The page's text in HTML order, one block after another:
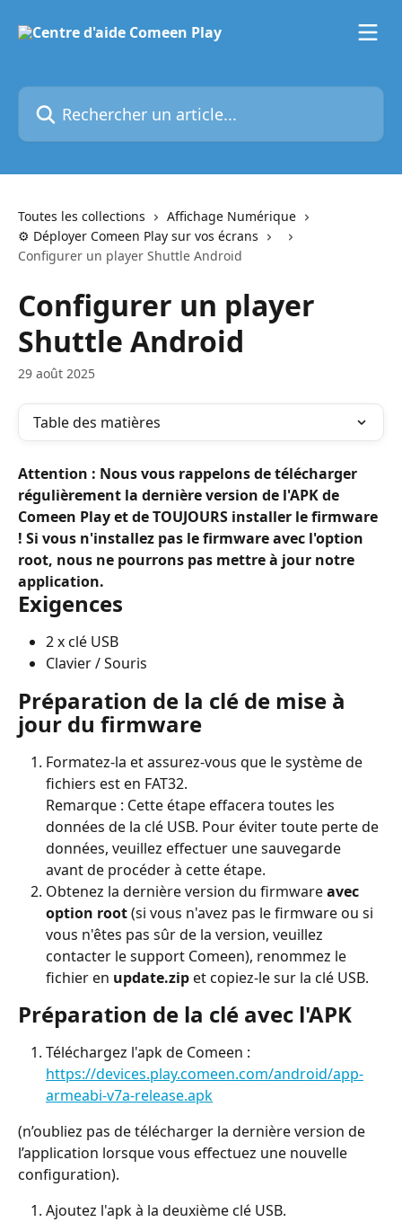
Rechercher un article...
Toutes les collections
Affichage Numérique
⚙️ Déployer Comeen Play sur vos écrans
Configurer un player Shuttle Android
Configurer un player
Shuttle Android
29 août 2025
Table des matières
Attention : Nous vous rappelons de télécharger
régulièrement la dernière version de l'APK de
Comeen Play et de TOUJOURS installer le firmware
! Si vous n'installez pas le firmware avec l'option
root, nous ne pourrons pas mettre à jour notre
application.
Exigences
2 x clé USB
Clavier / Souris
Préparation de la clé de mise à
jour du firmware
Formatez-la et assurez-vous que le système de
fichiers est en FAT32.
Remarque : Cette étape effacera toutes les
données de la clé USB. Pour éviter toute perte de
données, veuillez effectuer une sauvegarde
avant de procéder à cette étape.
Obtenez la dernière version du firmware avec
option root (si vous n'avez pas le firmware ou si
vous n'êtes pas sûr de la version, veuillez
contacter le support Comeen), renommez le
fichier en update.zip et copiez-le sur la clé USB.
Préparation de la clé avec l'APK
Téléchargez l'apk de Comeen :
https://devices.play.comeen.com/android/app-
armeabi-v7a-release.apk
(n’oubliez pas de télécharger la dernière version de
l’application lorsque vous effectuez une nouvelle
configuration).
Ajoutez l'apk à la deuxième clé USB.